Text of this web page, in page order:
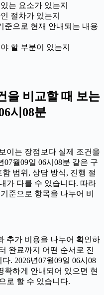
는 요소가 있는지
절차가 있는지
준으로 현재 안내되는 내용
할 부분이 있는지
을 비교할 때 보는
시08분
이는 장점보다 실제 조건을
월09일 06시08분 같은 구
범위, 상담 방식, 진행 절
가 다를 수 있습니다. 따라
준으로 항목을 나누어 비
추가 비용을 나누어 확인하
완료까지 어떤 순서로 진
. 2026년07월09일 06시08
확하게 안내되어 있으면 현
로 할 수 있습니다.